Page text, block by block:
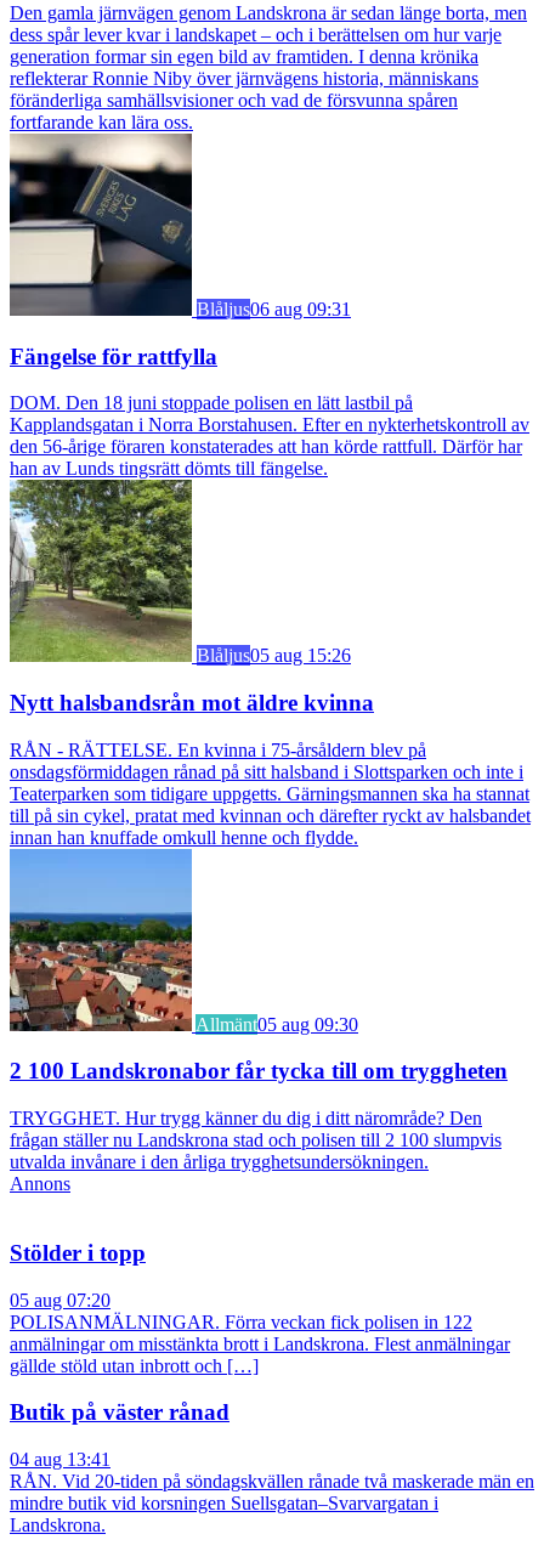
Den gamla järnvägen genom Landskrona är sedan länge borta, men
dess spår lever kvar i landskapet – och i berättelsen om hur varje
generation formar sin egen bild av framtiden. I denna krönika
reflekterar Ronnie Niby över järnvägens historia, människans
föränderliga samhällsvisioner och vad de försvunna spåren
fortfarande kan lära oss.
Blåljus06 aug 09:31
Fängelse för rattfylla
DOM. Den 18 juni stoppade polisen en lätt lastbil på
Kapplandsgatan i Norra Borstahusen. Efter en nykterhetskontroll av
den 56-årige föraren konstaterades att han körde rattfull. Därför har
han av Lunds tingsrätt dömts till fängelse.
Blåljus05 aug 15:26
Nytt halsbandsrån mot äldre kvinna
RÅN - RÄTTELSE. En kvinna i 75-årsåldern blev på
onsdagsförmiddagen rånad på sitt halsband i Slottsparken och inte i
Teaterparken som tidigare uppgetts. Gärningsmannen ska ha stannat
till på sin cykel, pratat med kvinnan och därefter ryckt av halsbandet
innan han knuffade omkull henne och flydde.
Allmänt05 aug 09:30
2 100 Landskronabor får tycka till om tryggheten
TRYGGHET. Hur trygg känner du dig i ditt närområde? Den
frågan ställer nu Landskrona stad och polisen till 2 100 slumpvis
utvalda invånare i den årliga trygghetsundersökningen.
Annons
Stölder i topp
05 aug 07:20
POLISANMÄLNINGAR. Förra veckan fick polisen in 122
anmälningar om misstänkta brott i Landskrona. Flest anmälningar
gällde stöld utan inbrott och […]
Butik på väster rånad
04 aug 13:41
RÅN. Vid 20-tiden på söndagskvällen rånade två maskerade män en
mindre butik vid korsningen Suellsgatan–Svarvargatan i
Landskrona.